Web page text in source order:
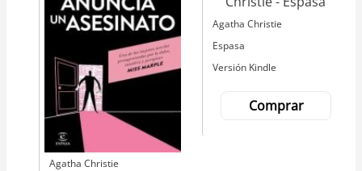
Autor
Agatha Christie
Agatha Christie
Espasa
Versión Kindle
Comprar